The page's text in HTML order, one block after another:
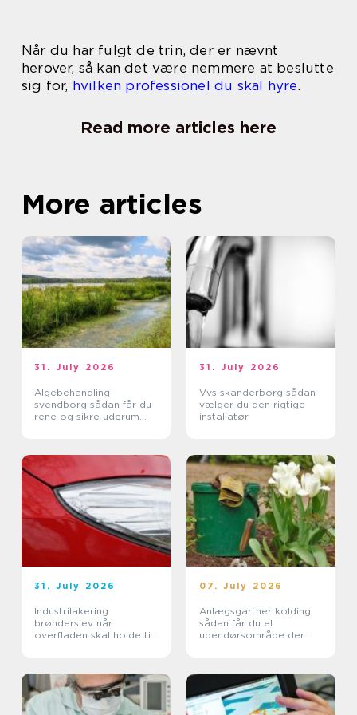
Når du har fulgt de trin, der er nævnt
herover, så kan det være nemmere at beslutte
sig for, hvilken professionel du skal hyre.
Read more articles here
More articles
31. July 2026
Algebehandling
svendborg sådan får du
rene og sikre uderum
31. July 2026
Vvs skanderborg sådan
vælger du den rigtige
installatør
31. July 2026
Industrilakering
brønderslev når
overfladen skal holde til
07. July 2026
Anlægsgartner kolding
sådan får du et
udendørsområde der